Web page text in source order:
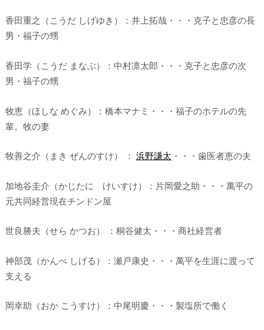
香田重之（こうだ しげゆき）：井上拓哉・・・克子と忠彦の長
男・福子の甥
香田学（こうだ まなぶ）：中村凛太郎・・・克子と忠彦の次
男・福子の甥
牧恵（ほしな めぐみ）：橋本マナミ・・・福子のホテルの先
輩。牧の妻
牧善之介（まき ぜんのすけ） ： 浜野謙太 ・・・歯医者恵の夫
加地谷圭介（かじたに けいすけ）：片岡愛之助・・・萬平の
元共同経営現在チンドン屋
世良勝夫（せら かつお） ：桐谷健太・・・商社経営者
神部茂（かんべ しげる）：瀬戸康史・・・萬平を生涯に渡って
支える
岡幸助（おか こうすけ）：中尾明慶・・・製塩所で働く